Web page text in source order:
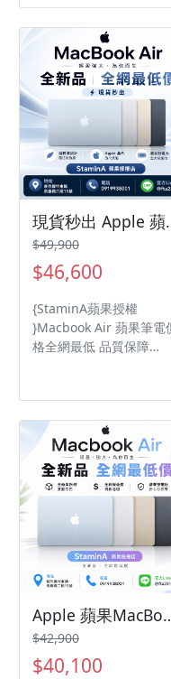
有同色系鍵盤，完美呈現
整體風格。 配備 A18
晶片的 MacBook Neo 就
為你啟動所需的效能和 AI
實力。 8GB 統一記憶體
256GB SSD 儲存裝置
現貨秒出 Apple 蘋果
$49,900
$46,600
{StaminA蘋果授權
}Macbook Air 蘋果筆電價
格全網最低 品質保障
Retina 顯示器 16GB 統
記憶體、512GB SSD 儲
裝置
Apple 蘋果MacBook Air
$42,900
$40,100